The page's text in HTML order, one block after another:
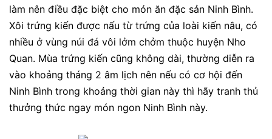
làm nên điều đặc biệt cho món ăn đặc sản Ninh Bình.
Xôi trứng kiến được nấu từ trứng của loài kiến nâu, có
nhiều ở vùng núi đá vôi lởm chởm thuộc huyện Nho
Quan. Mùa trứng kiến cũng không dài, thường diễn ra
vào khoảng tháng 2 âm lịch nên nếu có cơ hội đến
Ninh Bình trong khoảng thời gian này thì hãy tranh thủ
thưởng thức ngay món ngon Ninh Bình này.